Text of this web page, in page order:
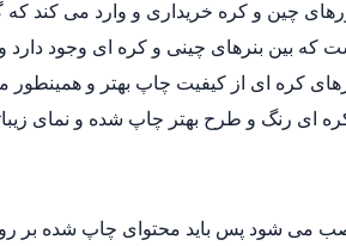
چین و کره خریداری و وارد می کند که
است که بین بنرهای چینی و کره ای وجود
کره ای از کیفیت چاپ بهتر و همینطور
ای رنگ و طرح بهتر چاپ شده و نمای
می شود پس باید محتوای چاپ شده بر